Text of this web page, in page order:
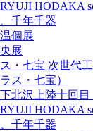
RYUJI HODAKA
千年千器
個展
展
・七宝 次世代
ス・七宝）
北沢上陸十回
RYUJI HODAKA
千年千器